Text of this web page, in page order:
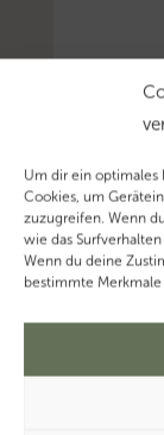
Um dir ein
Cookies, um
zuzugreifen. Wenn
wie das
Wenn du deine
bestimmte